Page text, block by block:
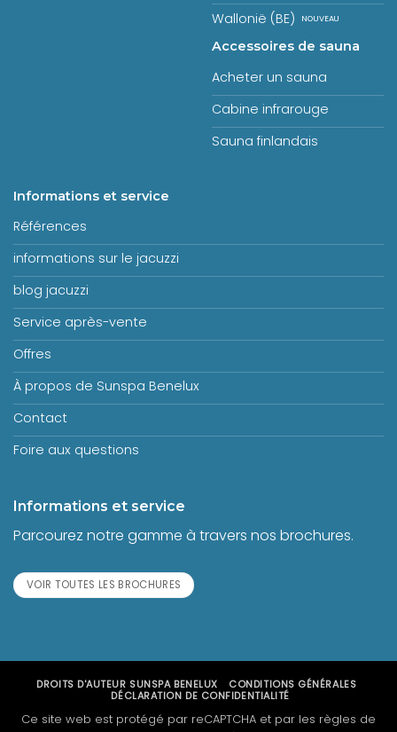
Wallonië (BE)
Accessoires de sauna
Acheter un sauna
Cabine infrarouge
Sauna finlandais
Informations et service
Références
informations sur le jacuzzi
blog jacuzzi
Service après-vente
Offres
À propos de Sunspa Benelux
Contact
Foire aux questions
Informations et service
Parcourez notre gamme à travers nos brochures.
VOIR TOUTES LES BROCHURES
DROITS D'AUTEUR SUNSPA BENELUX
CONDITIONS GÉNÉRALES
DÉCLARATION DE CONFIDENTIALITÉ
Ce site web est protégé par reCAPTCHA et par les règles de